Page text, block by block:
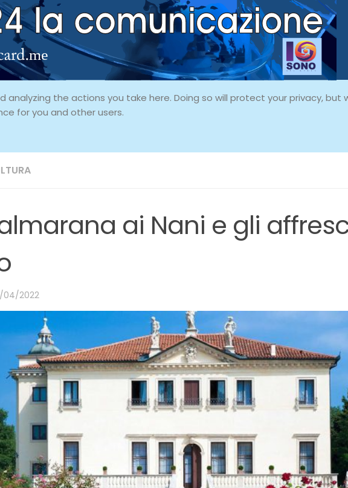
the actions you take here. Doing so will protect your privacy, but
for you and other users.
ai Nani e gli
04/2022